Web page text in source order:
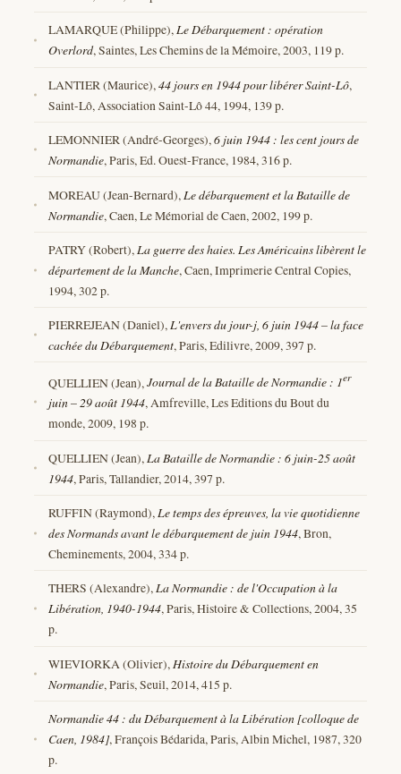
LAMARQUE (Philippe),Le Débarquement : opération
Overlord, Saintes, Les Chemins de la Mémoire, 2003, 119 p.
LANTIER (Maurice),44 jours en 1944 pour libérer Saint-Lô,
Saint-Lô, Association Saint-Lô 44, 1994, 139 p.
LEMONNIER (André-Georges),6 juin 1944 : les cent jours de
Normandie, Paris, Ed. Ouest-France, 1984, 316 p.
MOREAU (Jean-Bernard), Le débarquement et la Bataille de
Normandie, Caen, Le Mémorial de Caen, 2002, 199 p.
PATRY (Robert),La guerre des haies. Les Américains libèrent le
département de la Manche, Caen, Imprimerie Central Copies,
1994, 302 p.
PIERREJEAN (Daniel),L'envers du jour-j, 6 juin 1944 – la face
cachée du Débarquement, Paris, Edilivre, 2009, 397 p.
QUELLIEN (Jean),Journal de la Bataille de Normandie : 1er
juin – 29 août 1944, Amfreville, Les Editions du Bout du
monde, 2009, 198 p.
QUELLIEN (Jean), La Bataille de Normandie : 6 juin-25 août
1944, Paris, Tallandier, 2014, 397 p.
RUFFIN (Raymond),Le temps des épreuves, la vie quotidienne
des Normands avant le débarquement de juin 1944, Bron,
Cheminements, 2004, 334 p.
THERS (Alexandre),La Normandie : de l'Occupation à la
Libération, 1940-1944, Paris, Histoire & Collections, 2004, 35
p.
WIEVIORKA (Olivier),Histoire du Débarquement en
Normandie, Paris, Seuil, 2014, 415 p.
Normandie 44 : du Débarquement à la Libération [colloque de
Caen, 1984], François Bédarida, Paris, Albin Michel, 1987, 320
p.